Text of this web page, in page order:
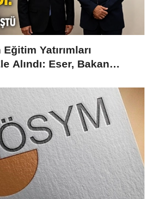
Eğitim Yatırımları
Alındı: Eser, Bakan